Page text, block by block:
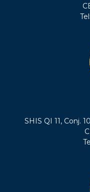
SHIS QI 11, Conj.